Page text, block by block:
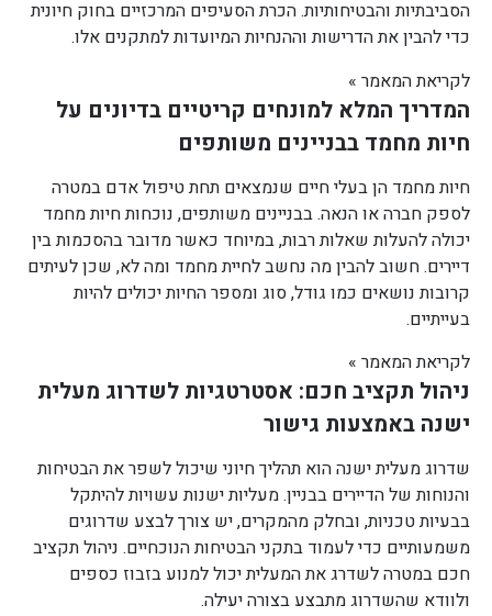
הסביבתיות והבטיחותיות. הכרת הסעיפים המרכזיים בחוק חיונית
כדי להבין את הדרישות וההנחיות המיועדות למתקנים אלו.
לקריאת המאמר »
המדריך המלא למונחים קריטיים בדיונים על
חיות מחמד בבניינים משותפים
חיות מחמד הן בעלי חיים שנמצאים תחת טיפול אדם במטרה
לספק חברה או הנאה. בבניינים משותפים, נוכחות חיות מחמד
יכולה להעלות שאלות רבות, במיוחד כאשר מדובר בהסכמות בין
דיירים. חשוב להבין מה נחשב לחיית מחמד ומה לא, שכן לעיתים
קרובות נושאים כמו גודל, סוג ומספר החיות יכולים להיות
בעייתיים.
לקריאת המאמר »
ניהול תקציב חכם: אסטרטגיות לשדרוג מעלית
ישנה באמצעות גישור
שדרוג מעלית ישנה הוא תהליך חיוני שיכול לשפר את הבטיחות
והנוחות של הדיירים בבניין. מעליות ישנות עשויות להיתקל
בבעיות טכניות, ובחלק מהמקרים, יש צורך לבצע שדרוגים
משמעותיים כדי לעמוד בתקני הבטיחות הנוכחיים. ניהול תקציב
חכם במטרה לשדרג את המעלית יכול למנוע בזבוז כספים
ולוודא שהשדרוג מתבצע בצורה יעילה.